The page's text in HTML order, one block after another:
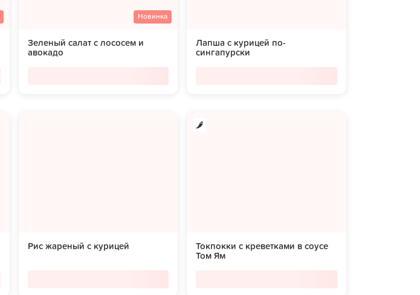
Новинка
Зеленый салат с лососем и
авокадо
Лапша с курицей по-
сингапурски
Рис жареный с курицей
Токпокки с креветками в соусе
Том Ям